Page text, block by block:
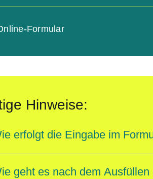
Formular
in einem neuen Fenster
Hinweise:
erfolgt die Eingabe im
geht es nach dem